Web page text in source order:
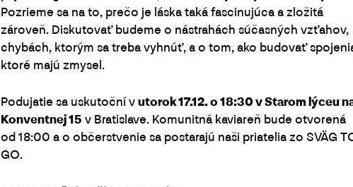
Pozrieme sa na to, prečo je láska taká fascinujúca a zložitá
zároveň. Diskutovať budeme o nástrahách súčasných vzťahov,
chybách, ktorým sa treba vyhnúť, a o tom, ako budovať
ktoré majú zmysel.
Podujatie sa uskutoční v utorok 17.12. o 18:30 v Starom lýceu
Konventnej 15 v Bratislave. Komunitná kaviareň bude otvorená
od 18:00 a o občerstvenie sa postarajú naši priatelia zo SVÄG
GO.